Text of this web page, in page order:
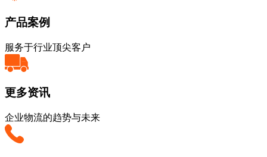
产品案例
服务于行业顶尖客户
更多资讯
企业物流的趋势与未来